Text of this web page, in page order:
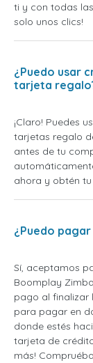
ti y con todas
solo unos clics!
¿Puedo usar
tarjeta
¡Claro! Puedes
tarjetas regalo
antes de tu
ahora y obtén
¿Puedo
Sí, aceptamos
Boomplay
pago al finalizar
para pagar en
donde estés
tarjeta de
más!